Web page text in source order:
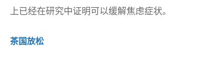
上已经在研究中证明可以缓解焦虑症状。
茶国放松